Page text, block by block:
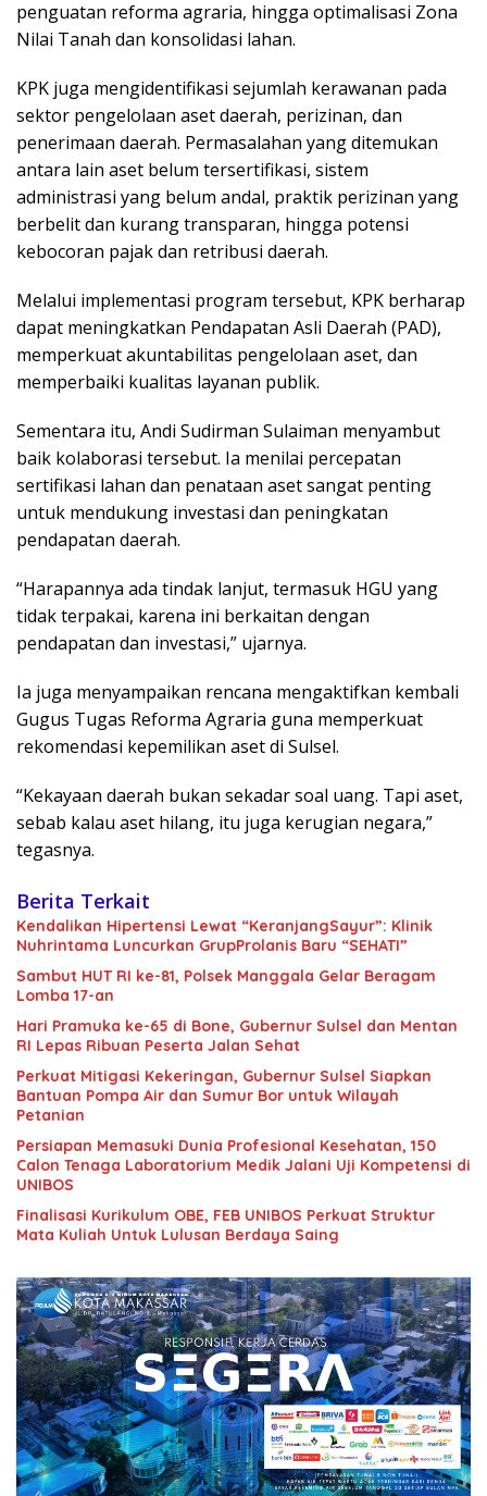
penguatan reforma agraria, hingga optimalisasi Zona
Nilai Tanah dan konsolidasi lahan.
KPK juga mengidentifikasi sejumlah kerawanan pada
sektor pengelolaan aset daerah, perizinan, dan
penerimaan daerah. Permasalahan yang ditemukan
antara lain aset belum tersertifikasi, sistem
administrasi yang belum andal, praktik perizinan yang
berbelit dan kurang transparan, hingga potensi
kebocoran pajak dan retribusi daerah.
Melalui implementasi program tersebut, KPK berharap
dapat meningkatkan Pendapatan Asli Daerah (PAD),
memperkuat akuntabilitas pengelolaan aset, dan
memperbaiki kualitas layanan publik.
Sementara itu, Andi Sudirman Sulaiman menyambut
baik kolaborasi tersebut. Ia menilai percepatan
sertifikasi lahan dan penataan aset sangat penting
untuk mendukung investasi dan peningkatan
pendapatan daerah.
“Harapannya ada tindak lanjut, termasuk HGU yang
tidak terpakai, karena ini berkaitan dengan
pendapatan dan investasi,” ujarnya.
Ia juga menyampaikan rencana mengaktifkan kembali
Gugus Tugas Reforma Agraria guna memperkuat
rekomendasi kepemilikan aset di Sulsel.
“Kekayaan daerah bukan sekadar soal uang. Tapi aset,
sebab kalau aset hilang, itu juga kerugian negara,”
tegasnya.
Berita Terkait
Kendalikan Hipertensi Lewat “KeranjangSayur”: Klinik
Nuhrintama Luncurkan GrupProlanis Baru “SEHATI”
Sambut HUT RI ke-81, Polsek Manggala Gelar Beragam
Lomba 17-an
Hari Pramuka ke-65 di Bone, Gubernur Sulsel dan Mentan
RI Lepas Ribuan Peserta Jalan Sehat
Perkuat Mitigasi Kekeringan, Gubernur Sulsel Siapkan
Bantuan Pompa Air dan Sumur Bor untuk Wilayah
Petanian
Persiapan Memasuki Dunia Profesional Kesehatan, 150
Calon Tenaga Laboratorium Medik Jalani Uji Kompetensi di
UNIBOS
Finalisasi Kurikulum OBE, FEB UNIBOS Perkuat Struktur
Mata Kuliah Untuk Lulusan Berdaya Saing